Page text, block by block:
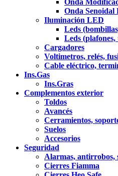
Onda
Onda Senoidal
Iluminación LED
Leds
Leds (plafones,
Cargadores
Voltimetros, relés,
Cable eléctrico,
Ins.Gas
Ins.Gras
Complementos exterior
Toldos
Avancés
Cerramientos,
Suelos
Accesorios
Seguridad
Alarmas, antirrobos,
Cierres Fiamma